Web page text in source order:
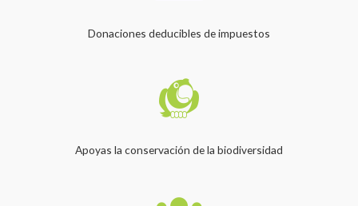
Donaciones deducibles de impuestos
Apoyas la conservación de la biodiversidad